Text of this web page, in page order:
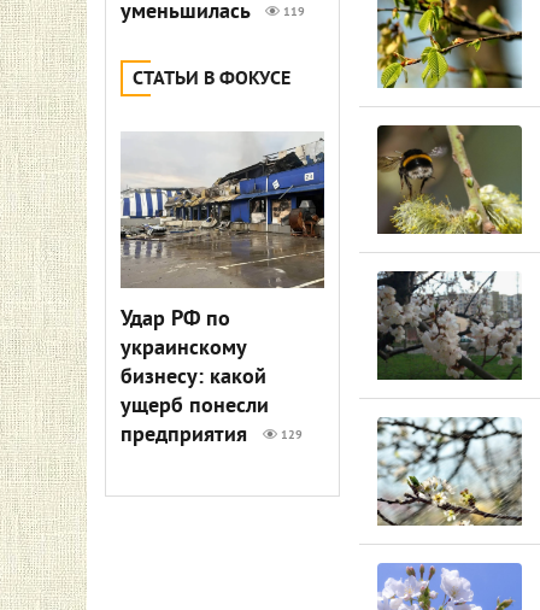
уменьшилась
119
СТАТЬИ В ФОКУСЕ
Удар РФ по
украинскому
бизнесу: какой
ущерб понесли
предприятия
129